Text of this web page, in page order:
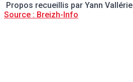
Propos recueillis par Yann Vallérie
Source : Breizh-Info